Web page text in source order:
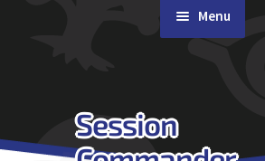
Menu
Agenda
Session